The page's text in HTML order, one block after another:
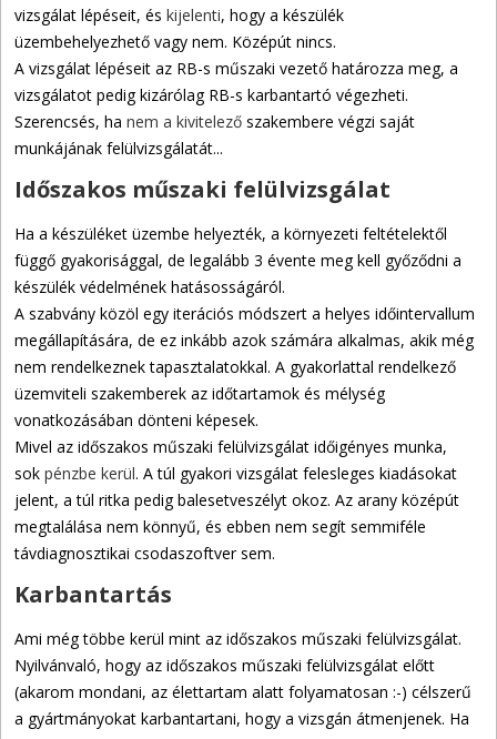
vizsgálat lépéseit, és kijelenti, hogy a készülék
üzembehelyezhető vagy nem. Középút nincs.
A vizsgálat lépéseit az RB-s műszaki vezető határozza meg, a
vizsgálatot pedig kizárólag RB-s karbantartó végezheti.
Szerencsés, ha nem a kivitelező szakembere végzi saját
munkájának felülvizsgálatát...
Időszakos műszaki felülvizsgálat
Ha a készüléket üzembe helyezték, a környezeti feltételektől
függő gyakorisággal, de legalább 3 évente meg kell győződni a
készülék védelmének hatásosságáról.
A szabvány közöl egy iterációs módszert a helyes időintervallum
megállapítására, de ez inkább azok számára alkalmas, akik még
nem rendelkeznek tapasztalatokkal. A gyakorlattal rendelkező
üzemviteli szakemberek az időtartamok és mélység
vonatkozásában dönteni képesek.
Mivel az időszakos műszaki felülvizsgálat időigényes munka,
sok pénzbe kerül. A túl gyakori vizsgálat felesleges kiadásokat
jelent, a túl ritka pedig balesetveszélyt okoz. Az arany középút
megtalálása nem könnyű, és ebben nem segít semmiféle
távdiagnosztikai csodaszoftver sem.
Karbantartás
Ami még többe kerül mint az időszakos műszaki felülvizsgálat.
Nyilvánvaló, hogy az időszakos műszaki felülvizsgálat előtt
(akarom mondani, az élettartam alatt folyamatosan :-) célszerű
a gyártmányokat karbantartani, hogy a vizsgán átmenjenek. Ha